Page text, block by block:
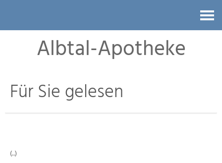
Albtal-Apotheke
Für Sie gelesen
(..)